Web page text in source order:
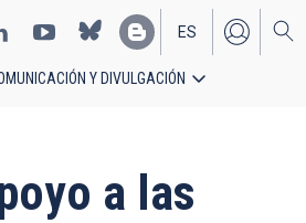
EN
ES
Y DIVULGACIÓN
a las